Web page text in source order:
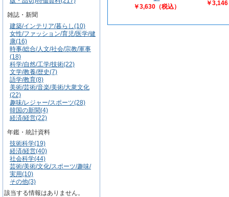
雑誌・新聞
建築/インテリア/暮らし(10)
女性/ファッション/育児/医学/健
康(16)
時事/総合/人文/社会/宗教/軍事
(18)
科学/自然/工学/技術(22)
文学/教養/歴史(7)
語学/教育(8)
美術/芸術/音楽/美術/大衆文化
(22)
趣味/レジャー/スポーツ(28)
韓国の新聞(4)
経済/経営(22)
年鑑・統計資料
技術科学(19)
経済/経営(40)
社会科学(44)
芸術/美術/文化/スポーツ/趣味/
実用(10)
その他(3)
該当する情報はありません。
￥3,630（税込）
￥